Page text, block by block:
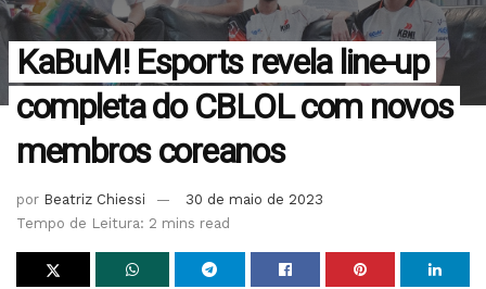
KaBuM! Esports revela line-up
completa do CBLOL com novos
membros coreanos
por Beatriz Chiessi
30 de maio de 2023
Tempo de Leitura: 2 mins read